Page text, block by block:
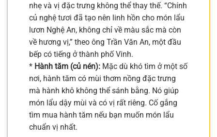
nhẹ và vị đặc trưng không thể thay thế. “Chính
củ nghệ tươi đã tạo nên linh hồn cho món lẩu
lươn Nghệ An, không chỉ về màu sắc mà còn
về hương vị,” theo ông Trần Văn An, một đầu
bếp có tiếng ở thành phố Vinh.
* Hành tăm (củ nén): Mặc dù khó tìm ở một số
nơi, hành tăm có mùi thơm nồng đặc trưng
mà hành khô không thể sánh bằng. Nó giúp
món lẩu dậy mùi và có vị rất riêng. Cố gắng
tìm mua hành tăm nếu bạn muốn món lẩu
chuẩn vị nhất.